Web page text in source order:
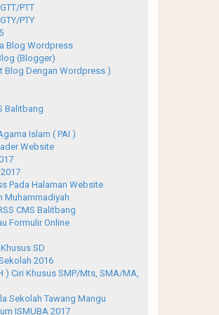
PTT
PTY
Blog Wordpress
(Blogger)
Blog Dengan Wordpress )
Balitbang
Islam ( PAI )
Website
Pada Halaman Website
Muhammadiyah
CMS Balitbang
Formulir Online
SD
2016
) Ciri Khusus SMP/Mts, SMA/MA,
Sekolah Tawang Mangu
ISMUBA 2017